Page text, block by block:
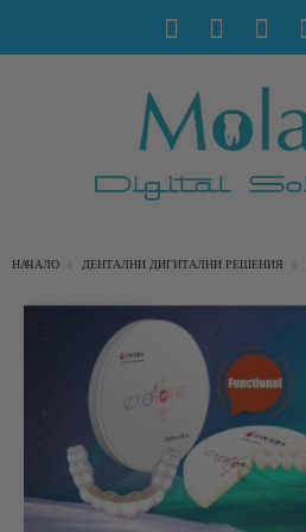
НАЧАЛО ДЕНТАЛНИ ДИГИТАЛНИ РЕШЕНИЯ